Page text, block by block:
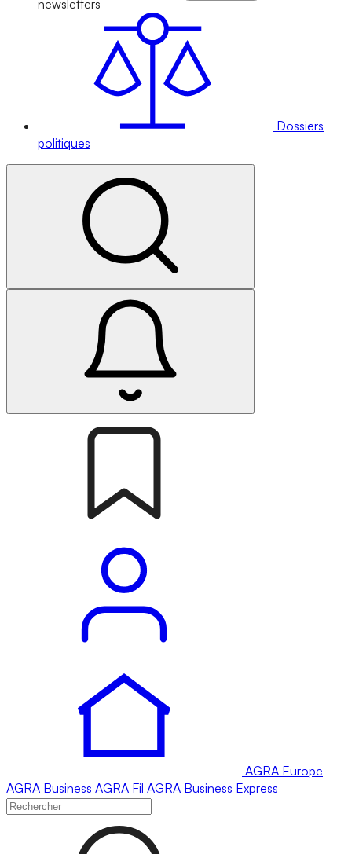
newsletters
Dossiers
politiques
AGRA Europe
AGRA Business AGRA Fil AGRA Business Express